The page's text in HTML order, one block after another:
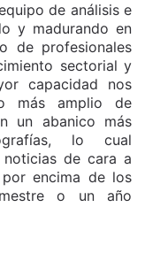
de análisis e
y madurando en
de profesionales
sectorial y
capacidad nos
más amplio de
un abanico más
lo cual
de cara a
encima de los
o un año